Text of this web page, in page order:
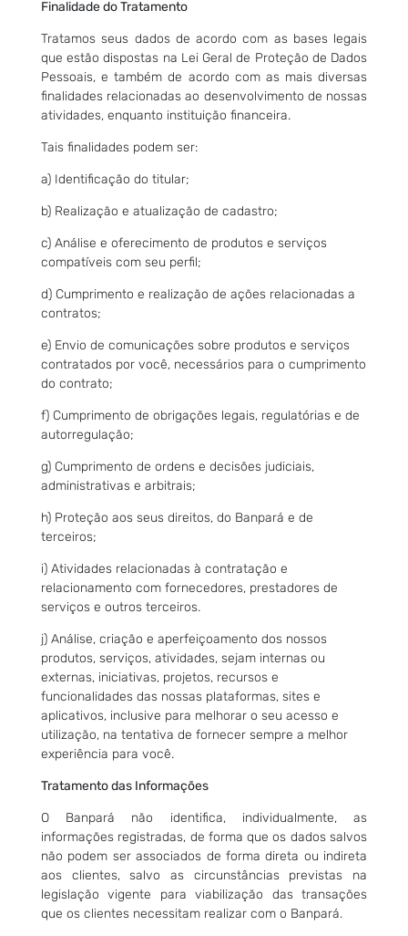
Finalidade do Tratamento
Tratamos seus dados de acordo com as bases legais
que estão dispostas na Lei Geral de Proteção de Dados
Pessoais, e também de acordo com as mais diversas
finalidades relacionadas ao desenvolvimento de nossas
atividades, enquanto instituição financeira.
Tais finalidades podem ser:
a) Identificação do titular;
b) Realização e atualização de cadastro;
c) Análise e oferecimento de produtos e serviços
compatíveis com seu perfil;
d) Cumprimento e realização de ações relacionadas a
contratos;
e) Envio de comunicações sobre produtos e serviços
contratados por você, necessários para o cumprimento
do contrato;
f) Cumprimento de obrigações legais, regulatórias e de
autorregulação;
g) Cumprimento de ordens e decisões judiciais,
administrativas e arbitrais;
h) Proteção aos seus direitos, do Banpará e de
terceiros;
i) Atividades relacionadas à contratação e
relacionamento com fornecedores, prestadores de
serviços e outros terceiros.
j) Análise, criação e aperfeiçoamento dos nossos
produtos, serviços, atividades, sejam internas ou
externas, iniciativas, projetos, recursos e
funcionalidades das nossas plataformas, sites e
aplicativos, inclusive para melhorar o seu acesso e
utilização, na tentativa de fornecer sempre a melhor
experiência para você.
Tratamento das Informações
O Banpará não identifica, individualmente, as
informações registradas, de forma que os dados salvos
não podem ser associados de forma direta ou indireta
aos clientes, salvo as circunstâncias previstas na
legislação vigente para viabilização das transações
que os clientes necessitam realizar com o Banpará.